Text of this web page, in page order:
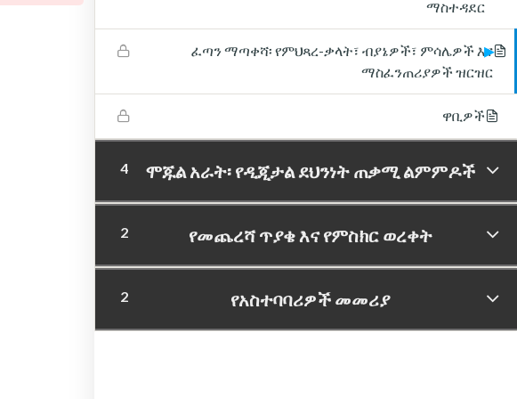
ማስተዳደር
ፈጣን ማጣቀሻ፡ የምህጻረ-ቃላት፣ ብያኔዎች፣ ምሳሌዎች እና
ማስፈንጠሪያዎች ዝርዝር
ዋቢዎች
ሞጁል አራት፡ የዲጂታል ደህንነት ጠቃሚ ልምምዶች
4
የመጨረሻ ጥያቄ እና የምስክር ወረቀት
2
የአስተባባሪዎች መመሪያ
2